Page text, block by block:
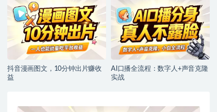
抖音漫画图文，10分钟出片赚收
益
AI口播全流程：数字人+声音克隆
实战